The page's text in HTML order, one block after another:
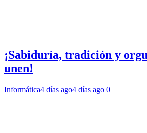
¡Sabiduría, tradición y
unen!
Informática4 días ago4 días ago 0